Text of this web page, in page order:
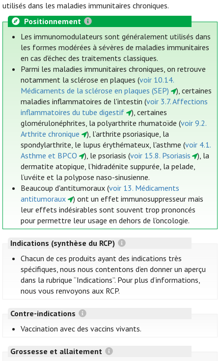
utilisés dans les maladies immunitaires chroniques.
Positionnement
Les immunomodulateurs sont généralement utilisés dans
les formes modérées à sévères de maladies immunitaires
en cas d'échec des traitements classiques.
Parmi les maladies immunitaires chroniques, on retrouve
notamment la sclérose en plaques (voir 10.14.
Médicaments de la sclérose en plaques (SEP)
), certaines
maladies inflammatoires de l'intestin (voir 3.7. Affections
inflammatoires du tube digestif
), certaines
glomérulonéphrites, la polyarthrite rhumatoïde (voir 9.2.
Arthrite chronique
), l’arthrite psoriasique, la
spondylarthrite, le lupus érythémateux, l'asthme (voir 4.1.
Asthme et BPCO
), le psoriasis (voir 15.8. Psoriasis
), la
dermatite atopique, l’hidradénite suppurée, la pelade,
l’uvéite et la polypose naso-sinusienne.
Beaucoup d'antitumoraux (voir 13. Médicaments
antitumoraux
) ont un effet immunosuppresseur mais
leur effets indésirables sont souvent trop prononcés
pour permettre leur usage en dehors de l'oncologie.
Indications (synthèse du RCP)
Chacun de ces produits ayant des indications très
spécifiques, nous nous contentons d’en donner un aperçu
dans la rubrique “Indications”. Pour plus d’informations,
nous vous renvoyons aux RCP.
Contre-indications
Vaccination avec des vaccins vivants.
Grossesse et allaitement